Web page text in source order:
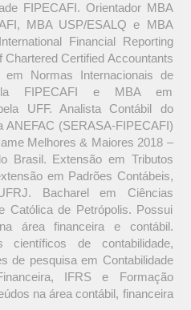
FIPECAFI. Orientador MBA
MBA USP/ESALQ e MBA
Financial Reporting
Certified Accountants
em Normas Internacionais de
FIPECAFI e MBA em
UFF. Analista Contábil do
ANEFAC (SERASA-FIPECAFI)
Melhores & Maiores 2018 –
Brasil. Extensão em Tributos
em Padrões Contábeis,
Bacharel em Ciências
Católica de Petrópolis. Possui
área financeira e contábil.
científicos de contabilidade,
de pesquisa em Contabilidade
IFRS e Formação
na área contábil, financeira